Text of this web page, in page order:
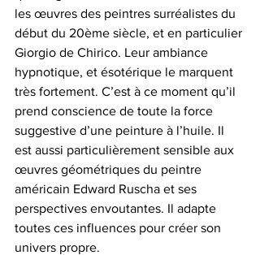
les œuvres des peintres surréalistes du
début du 20ème siècle, et en particulier
Giorgio de Chirico. Leur ambiance
hypnotique, et ésotérique le marquent
très fortement. C’est à ce moment qu’il
prend conscience de toute la force
suggestive d’une peinture à l’huile. Il
est aussi particulièrement sensible aux
œuvres géométriques du peintre
américain Edward Ruscha et ses
perspectives envoutantes. Il adapte
toutes ces influences pour créer son
univers propre.